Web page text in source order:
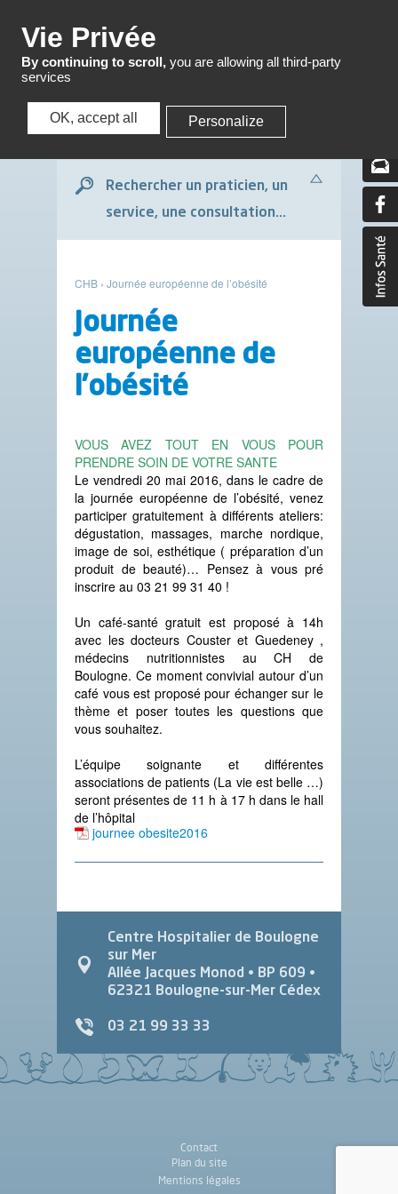
Menu
Rechercher un praticien, un
service, une consultation...
CHB › Journée européenne de l’obésité
Journée
européenne de
l’obésité
VOUS AVEZ TOUT EN VOUS POUR
PRENDRE SOIN DE VOTRE SANTE
Le vendredi 20 mai 2016, dans le cadre de
la journée européenne de l’obésité, venez
participer gratuitement à différents ateliers:
dégustation, massages, marche nordique,
image de soi, esthétique ( préparation d’un
produit de beauté)… Pensez à vous pré
inscrire au 03 21 99 31 40 !
Un café-santé gratuit est proposé à 14h
avec les docteurs Couster et Guedeney ,
médecins nutritionnistes au CH de
Boulogne. Ce moment convivial autour d’un
café vous est proposé pour échanger sur le
thème et poser toutes les questions que
vous souhaitez.
L’équipe soignante et différentes
associations de patients (La vie est belle …)
seront présentes de 11 h à 17 h dans le hall
de l’hôpital
journee obesite2016
Centre Hospitalier de Boulogne
sur Mer
Allée Jacques Monod • BP 609 •
62321 Boulogne-sur-Mer Cédex
03 21 99 33 33
Contact
Plan du site
Mentions légales
Vie Privée
By continuing to scroll, you are allowing all third-party
services
OK, accept all Personalize